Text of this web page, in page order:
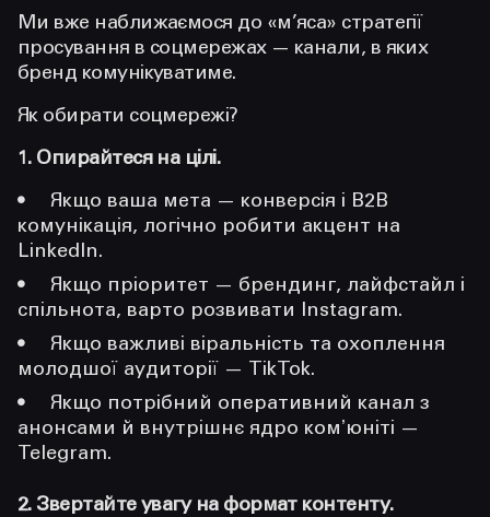
Ми вже наближаємося до «м’яса» стратегії
просування в соцмережах — канали, в яких
бренд комунікуватиме.
Як обирати соцмережі?
1. Опирайтеся на цілі.
Якщо ваша мета — конверсія і B2B
комунікація, логічно робити акцент на
LinkedIn.
Якщо пріоритет — брендинг, лайфстайл і
спільнота, варто розвивати Instagram.
Якщо важливі віральність та охоплення
молодшої аудиторії — TikTok.
Якщо потрібний оперативний канал з
анонсами й внутрішнє ядро комʼюніті —
Telegram.
2. Звертайте увагу на формат контенту.